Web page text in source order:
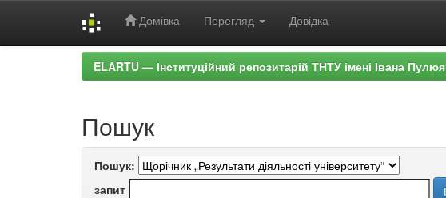
Домівка Перегляд Довідка
ELARTU — Інституційний репозитарій ТНТУ імені Івана Пулюя
Пошук
Пошук:
запит